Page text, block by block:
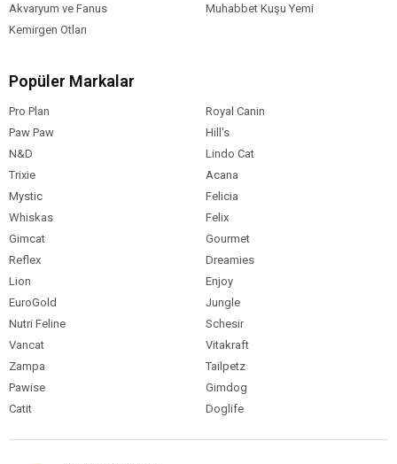
Akvaryum ve Fanus
Muhabbet Kuşu Yemi
Kemirgen Otları
Popüler Markalar
Pro Plan
Royal Canin
Paw Paw
Hill's
N&D
Lindo Cat
Trixie
Acana
Mystic
Felicia
Whiskas
Felix
Gimcat
Gourmet
Reflex
Dreamies
Lion
Enjoy
EuroGold
Jungle
Nutri Feline
Schesir
Vancat
Vitakraft
Zampa
Tailpetz
Pawise
Gimdog
Catit
Doglife